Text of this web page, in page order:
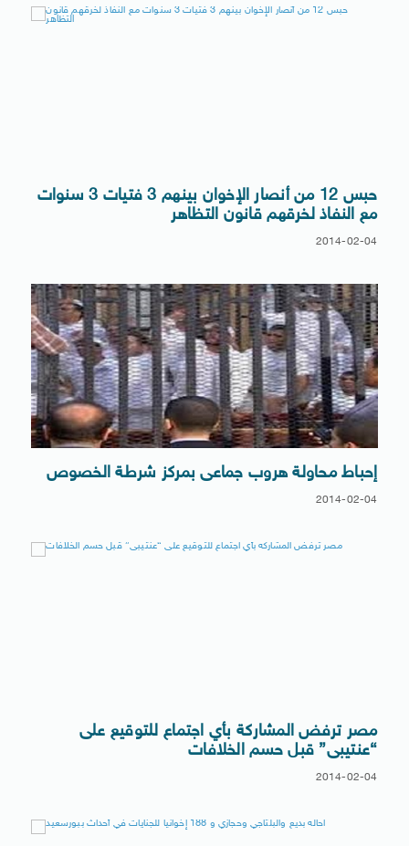
حبس 12 من أنصار الإخوان بينهم 3 فتيات 3 سنوات
مع النفاذ لخرقهم قانون التظاهر
2014-02-04
إحباط محاولة هروب جماعى بمركز شرطة الخصوص
2014-02-04
مصر ترفض المشاركة بأي اجتماع للتوقيع على
“عنتيبى” قبل حسم الخلافات
2014-02-04